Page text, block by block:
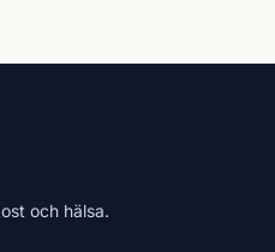
och hälsa.